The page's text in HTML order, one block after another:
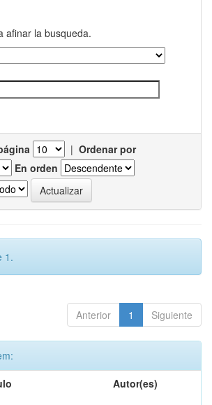
afinar la busqueda.
| Ordenar por
En orden
1.
Anterior 1 Siguiente
Autor(es)